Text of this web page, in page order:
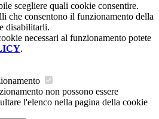
scegliere quali cookie consentire.
che consentono il funzionamento della
disabilitarli.
necessari al funzionamento potete
.
non possono essere
l'elenco nella pagina della cookie